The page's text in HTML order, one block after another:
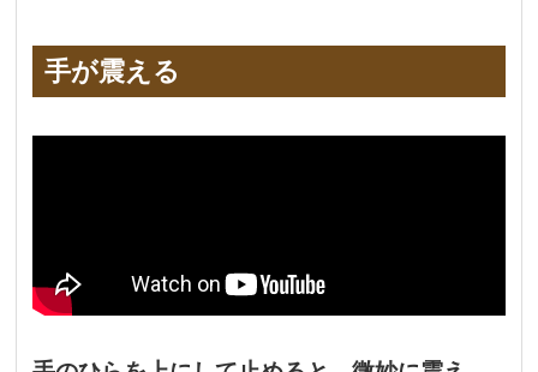
手が震える